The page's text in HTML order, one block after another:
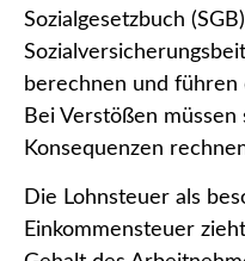
Sozialgesetzbuch
berechnen und führen
Bei Verstößen
Konsequenzen
Die Lohnsteuer als
Einkommensteuer